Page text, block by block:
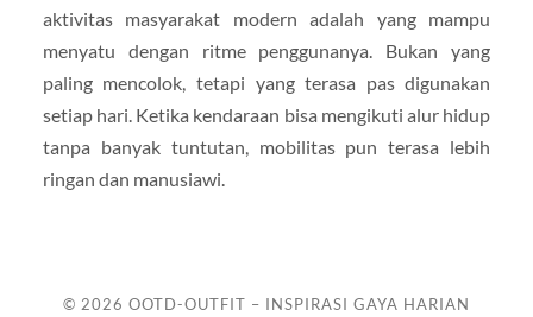
aktivitas masyarakat modern adalah yang mampu
menyatu dengan ritme penggunanya. Bukan yang
paling mencolok, tetapi yang terasa pas digunakan
setiap hari. Ketika kendaraan bisa mengikuti alur hidup
tanpa banyak tuntutan, mobilitas pun terasa lebih
ringan dan manusiawi.
© 2026 OOTD-OUTFIT – INSPIRASI GAYA HARIAN